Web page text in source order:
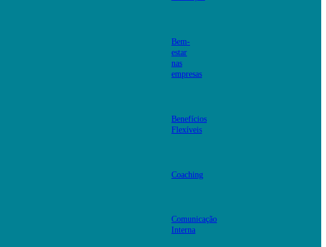
Bem-
estar
nas
empresas
Benefícios
Flexíveis
Coaching
Comunicação
Interna